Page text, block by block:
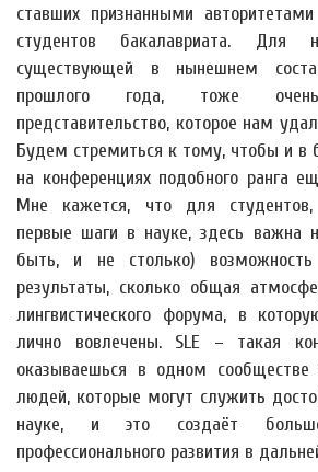
ставших признанными
студентов бакалавриата. Для
существующей в нынешнем
прошлого года, тоже
представительство, которое нам
Будем стремиться к тому, чтобы и в
на конференциях подобного ранга
Мне кажется, что для
первые шаги в науке, здесь важна
быть, и не столько) возможность
результаты, сколько общая
лингвистического форума, в
лично вовлечены. SLE – такая
оказываешься в одном
людей, которые могут служить
науке, и это создаёт
профессионального развития в